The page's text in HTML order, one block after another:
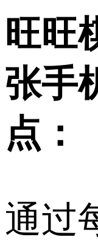
旺旺
张手
点：
通过